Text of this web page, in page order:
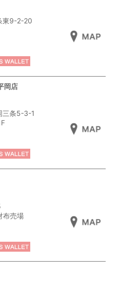
東9-2-20
岡店
三条5-3-1
布売場